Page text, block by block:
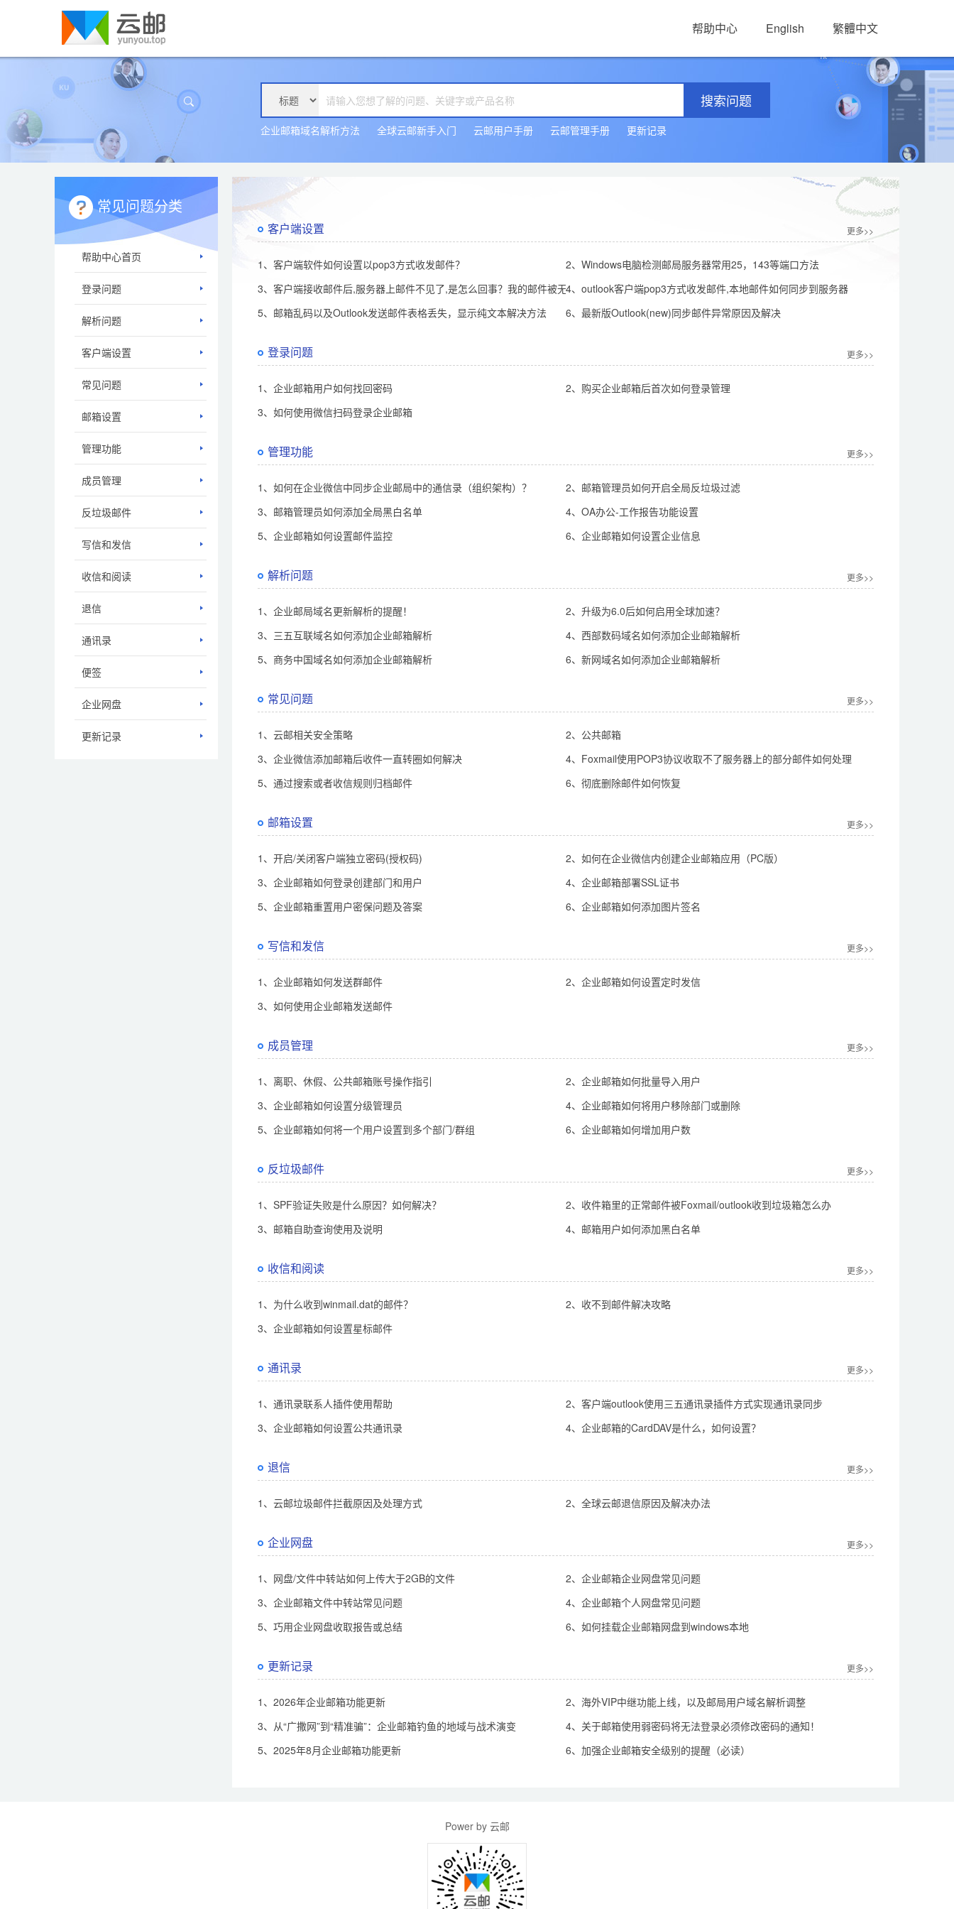
帮助中心 English 繁體中文
搜索问题
企业邮箱域名解析方法 全球云邮新手入门 云邮用户手册 云邮管理手册 更新记录
常见问题分类
帮助中心首页
登录问题
解析问题
客户端设置
常见问题
邮箱设置
管理功能
成员管理
反垃圾邮件
写信和发信
收信和阅读
退信
通讯录
便签
企业网盘
更新记录
客户端设置 更多>>
1、客户端软件如何设置以pop3方式收发邮件？
2、Windows电脑检测邮局服务器常用25，143等端口方法
3、客户端接收邮件后,服务器上邮件不见了,是怎么回事？我的邮件被无故删除了，邮件丢失了？4、outlook客户端pop3方式收发邮件,本地邮件如何同步到服务器
5、邮箱乱码以及Outlook发送邮件表格丢失，显示纯文本解决方法
6、最新版Outlook(new)同步邮件异常原因及解决
登录问题 更多>>
1、企业邮箱用户如何找回密码
2、购买企业邮箱后首次如何登录管理
3、如何使用微信扫码登录企业邮箱
管理功能 更多>>
1、如何在企业微信中同步企业邮局中的通信录（组织架构）？
2、邮箱管理员如何开启全局反垃圾过滤
3、邮箱管理员如何添加全局黑白名单
4、OA办公-工作报告功能设置
5、企业邮箱如何设置邮件监控
6、企业邮箱如何设置企业信息
解析问题 更多>>
1、企业邮局域名更新解析的提醒！
2、升级为6.0后如何启用全球加速？
3、三五互联域名如何添加企业邮箱解析
4、西部数码域名如何添加企业邮箱解析
5、商务中国域名如何添加企业邮箱解析
6、新网域名如何添加企业邮箱解析
常见问题 更多>>
1、云邮相关安全策略
2、公共邮箱
3、企业微信添加邮箱后收件一直转圈如何解决
4、Foxmail使用POP3协议收取不了服务器上的部分邮件如何处理
5、通过搜索或者收信规则归档邮件
6、彻底删除邮件如何恢复
邮箱设置 更多>>
1、开启/关闭客户端独立密码(授权码)
2、如何在企业微信内创建企业邮箱应用（PC版）
3、企业邮箱如何登录创建部门和用户
4、企业邮箱部署SSL证书
5、企业邮箱重置用户密保问题及答案
6、企业邮箱如何添加图片签名
写信和发信 更多>>
1、企业邮箱如何发送群邮件
2、企业邮箱如何设置定时发信
3、如何使用企业邮箱发送邮件
成员管理 更多>>
1、离职、休假、公共邮箱账号操作指引
2、企业邮箱如何批量导入用户
3、企业邮箱如何设置分级管理员
4、企业邮箱如何将用户移除部门或删除
5、企业邮箱如何将一个用户设置到多个部门/群组
6、企业邮箱如何增加用户数
反垃圾邮件 更多>>
1、SPF验证失败是什么原因？如何解决？
2、收件箱里的正常邮件被Foxmail/outlook收到垃圾箱怎么办
3、邮箱自助查询使用及说明
4、邮箱用户如何添加黑白名单
收信和阅读 更多>>
1、为什么收到winmail.dat的邮件？
2、收不到邮件解决攻略
3、企业邮箱如何设置星标邮件
通讯录 更多>>
1、通讯录联系人插件使用帮助
2、客户端outlook使用三五通讯录插件方式实现通讯录同步
3、企业邮箱如何设置公共通讯录
4、企业邮箱的CardDAV是什么，如何设置？
退信 更多>>
1、云邮垃圾邮件拦截原因及处理方式 2、全球云邮退信原因及解决办法
企业网盘 更多>>
1、网盘/文件中转站如何上传大于2GB的文件
2、企业邮箱企业网盘常见问题
3、企业邮箱文件中转站常见问题
4、企业邮箱个人网盘常见问题
5、巧用企业网盘收取报告或总结
6、如何挂载企业邮箱网盘到windows本地
更新记录 更多>>
1、2026年企业邮箱功能更新
2、海外VIP中继功能上线，以及邮局用户域名解析调整
3、从“广撒网”到“精准骗”：企业邮箱钓鱼的地域与战术演变
4、关于邮箱使用弱密码将无法登录必须修改密码的通知！
5、2025年8月企业邮箱功能更新
6、加强企业邮箱安全级别的提醒（必读）
Power by 云邮